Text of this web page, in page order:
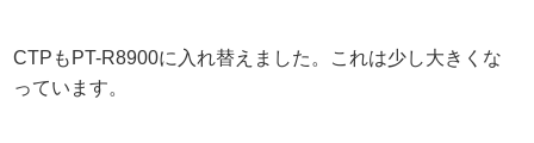
CTPもPT-R8900に入れ替えました。これは少し大きくな
っています。